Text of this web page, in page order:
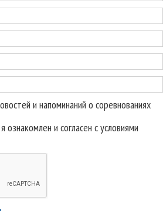
и напоминаний о соревнованиях
и согласен с условиями